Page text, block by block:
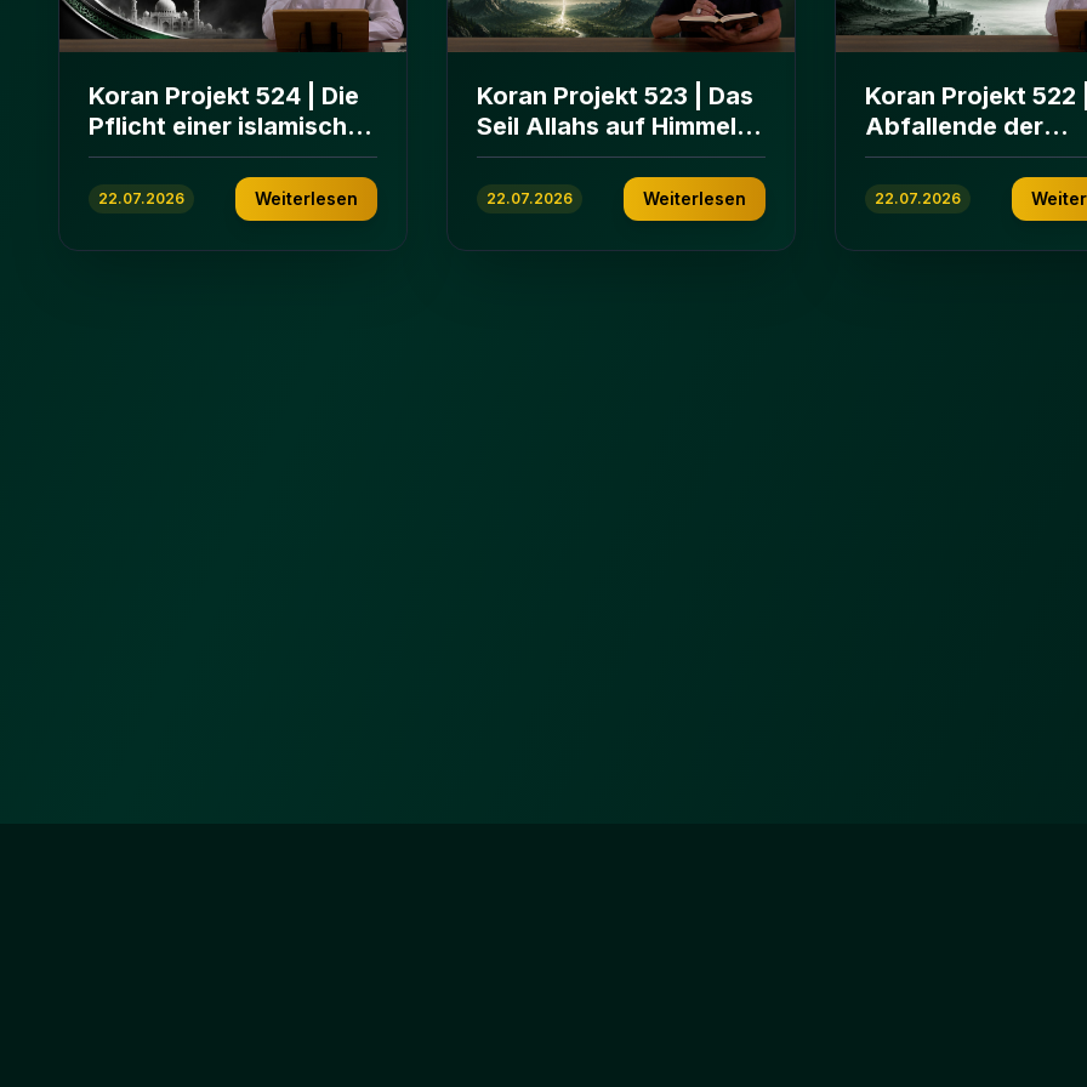
Koran Projekt 524 | Die
Pflicht einer islamischen
Gemeinschaft | Sure Āl
ʿImrān 103-112
22.07.2026 Weiterlesen
Koran Projekt 523 | Das
Seil Allahs auf Himmeln
und Erden | Sure Āl
ʿImrān 103-112
22.07.2026 Weiterlesen
Koran Projekt 522 |
Abfallende der
islamischen
Gemeinschaft |
ʿImrān 86-102
22.07.2026